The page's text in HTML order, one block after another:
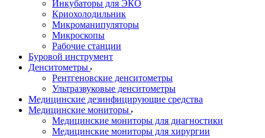
Инкубаторы для ЭКО
Криохолодильник
Микроманипуляторы
Микроскопы
Рабочие станции
Буровой инструмент
Денситометры
Рентгеновские денситометры
Ультразвуковые денситометры
Медицинские дезинфицирующие средства
Медицинские мониторы
Медицинские мониторы для диагностики
Медицинские мониторы для хирургии